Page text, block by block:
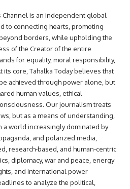
Channel is an independent global
to connecting hearts, promoting
borders, while upholding the
of the Creator of the entire
for equality, moral responsibility,
its core, Tahalka Today believes that
achieved through power alone, but
human values, ethical
Our journalism treats
but as a means of understanding,
a world increasingly dominated by
and polarized media,
research-based, and human-centric
diplomacy, war and peace, energy
and international power
to analyze the political,